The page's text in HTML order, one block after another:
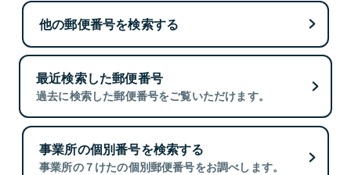
他の郵便番号を検索する
最近検索した郵便番号
過去に検索した郵便番号をご覧いただけます。
事業所の個別番号を検索する
事業所の７けたの個別郵便番号をお調べします。